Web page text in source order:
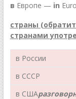
в Европе — in
страны
странами
в России
в СССР
в США